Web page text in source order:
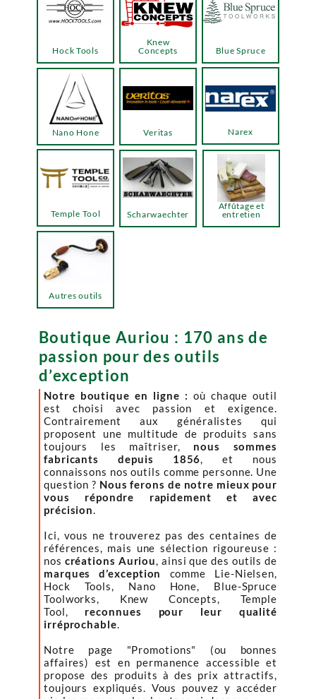
Boutique Auriou : 170 ans de
passion pour des outils
d’exception
Notre boutique en ligne : où chaque outil
est choisi avec passion et exigence.
Contrairement aux généralistes qui
proposent une multitude de produits sans
toujours les maîtriser, nous sommes
fabricants depuis 1856, et nous
connaissons nos outils comme personne. Une
question ? Nous ferons de notre mieux pour
vous répondre rapidement et avec
précision.
Ici, vous ne trouverez pas des centaines de
références, mais une sélection rigoureuse :
nos créations Auriou, ainsi que des outils de
marques d’exception
comme Lie-Nielsen,
Hock Tools, Nano Hone, Blue-Spruce
Toolworks, Knew Concepts, Temple
Tool, reconnues pour leur qualité
irréprochable.
Notre page "Promotions" (ou bonnes
affaires) est en permanence accessible et
propose des produits à des prix attractifs,
toujours expliqués. Vous pouvez y accéder
Hock Tools
Knew
Concepts
Temple Tool
Blue Spruce
Narex
Veritas
Nano Hone
Autres outils
Scharwaechter
Affûtage et
entretien